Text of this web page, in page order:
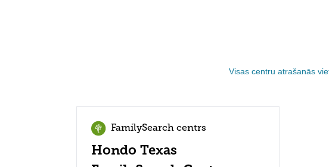
Visas centru atrašanās
FamilySearch centrs
Hondo Texas